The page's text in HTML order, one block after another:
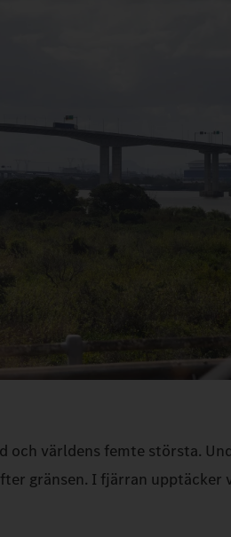
och världens femte största.
gränsen. I fjärran